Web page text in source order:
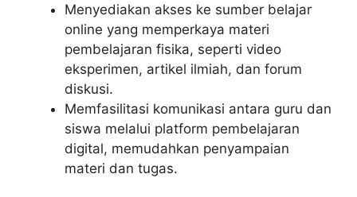
Menyediakan akses ke sumber belajar
online yang memperkaya materi
pembelajaran fisika, seperti video
eksperimen, artikel ilmiah, dan forum
diskusi.
Memfasilitasi komunikasi antara guru dan
siswa melalui platform pembelajaran
digital, memudahkan penyampaian
materi dan tugas.